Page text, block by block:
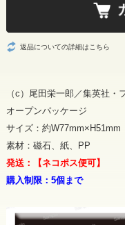
返品についての詳細はこちら
（c）尾田栄一郎／集英社・
オープンパッケージ
サイズ：約W77mm×H51mm
素材：磁石、紙、PP
発送：【ネコポス便可】
購入制限：5個まで